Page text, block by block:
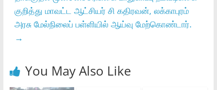
குறித்து மாவட்ட ஆட்சியர் சி கதிரவன், லக்காபுரம்
அரசு மேல்நிலைப் பள்ளியில் ஆய்வு மேற்கொண்டார்.
→
You May Also Like